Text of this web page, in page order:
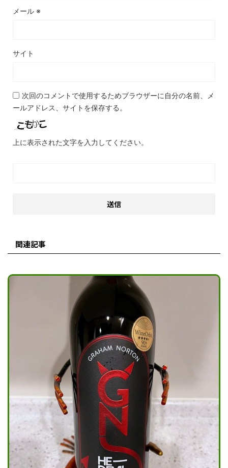
メール ※
サイト
次回のコメントで使用するためブラウザーに自分の名前、メ
ールアドレス、サイトを保存する。
上に表示された文字を入力してください。
関連記事